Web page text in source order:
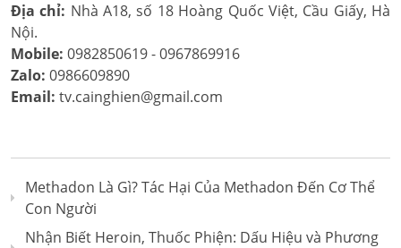
Địa chỉ: Nhà A18, số 18 Hoàng Quốc Việt, Cầu Giấy, Hà
Nội.
Mobile: 0982850619 - 0967869916
Zalo: 0986609890
Email: tv.cainghien@gmail.com
Methadon Là Gì? Tác Hại Của Methadon Đến Cơ Thể
Con Người
Nhận Biết Heroin, Thuốc Phiện: Dấu Hiệu và Phương